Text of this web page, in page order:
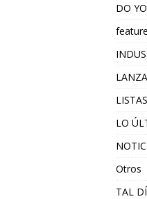
DO
LISTAS
LO
Otros
TAL